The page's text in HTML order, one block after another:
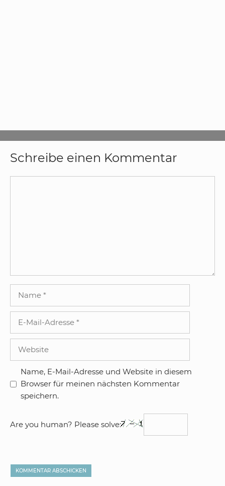
Schreibe einen Kommentar
Adresse
Name, E-Mail-Adresse und Website in diesem
Browser für meinen nächsten Kommentar
speichern.
Are you human? Please solve: